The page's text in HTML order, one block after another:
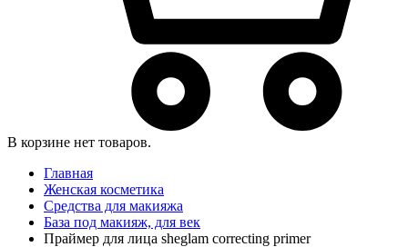
В корзине нет товаров.
Главная
Женская косметика
Средства для макияжа
База под макияж, для век
Праймер для лица sheglam correcting primer